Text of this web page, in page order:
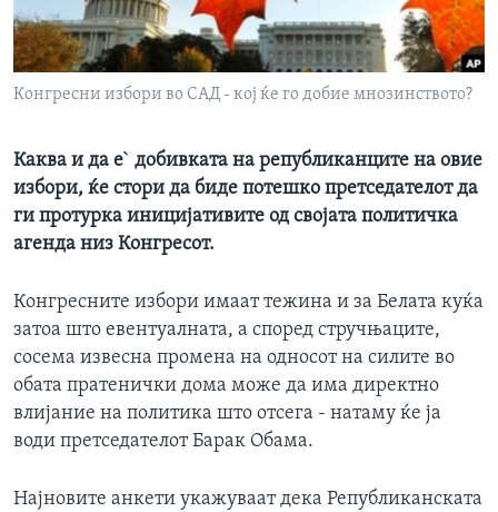
ИНТЕРВЈУА
Јазици
Конгресни избори во САД - кој ќе го добие мнозинството?
Каква и да е` добивката на републиканците на овие
избори, ќе стори да биде потешко претседателот да
ги протурка иницијативите од својата политичка
агенда низ Конгресот.
Конгресните избори имаат тежина и за Белата куќа
затоа што евентуалната, а според стручњаците,
сосема извесна промена на односот на силите во
обата пратенички дома може да има директно
влијание на политика што отсега - натаму ќе ја
води претседателот Барак Обама.
Најновите анкети укажуваат дека Републиканската